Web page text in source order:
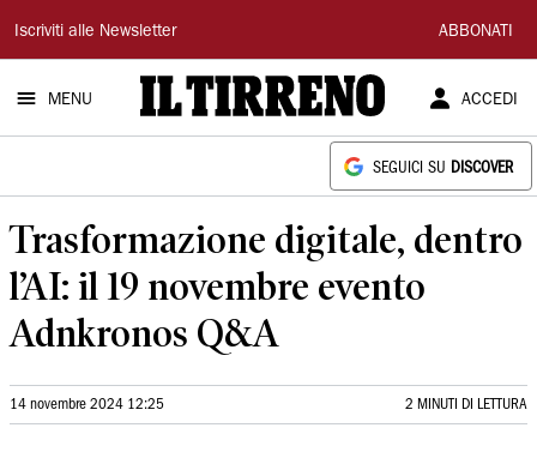
Il
Tirreno
Iscriviti alle Newsletter ABBONATI
MENU ACCEDI
SEGUICI SU DISCOVER
Trasformazione digitale, dentro
l’AI: il 19 novembre evento
Adnkronos Q&A
14 novembre 2024 12:25 2 MINUTI DI LETTURA